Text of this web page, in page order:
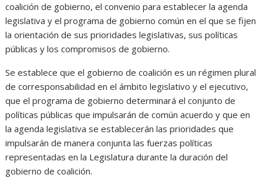
coalición de gobierno, el convenio para establecer la agenda
legislativa y el programa de gobierno común en el que se fijen
la orientación de sus prioridades legislativas, sus políticas
públicas y los compromisos de gobierno.
Se establece que el gobierno de coalición es un régimen plural
de corresponsabilidad en el ámbito legislativo y el ejecutivo,
que el programa de gobierno determinará el conjunto de
políticas públicas que impulsarán de común acuerdo y que en
la agenda legislativa se establecerán las prioridades que
impulsarán de manera conjunta las fuerzas políticas
representadas en la Legislatura durante la duración del
gobierno de coalición.